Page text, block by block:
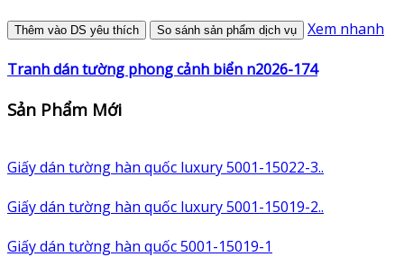
Thêm vào DS yêu thích So sánh sản phẩm dịch vụ Xem nhanh
Tranh dán tường phong cảnh biển n2026-174
Sản Phẩm Mới
Giấy dán tường hàn quốc luxury 5001-15022-3..
Giấy dán tường hàn quốc luxury 5001-15019-2..
Giấy dán tường hàn quốc 5001-15019-1